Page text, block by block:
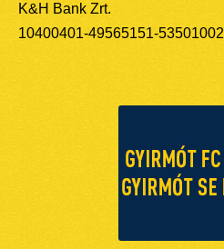
K&H Bank Zrt.
10400401-49565151-53501002